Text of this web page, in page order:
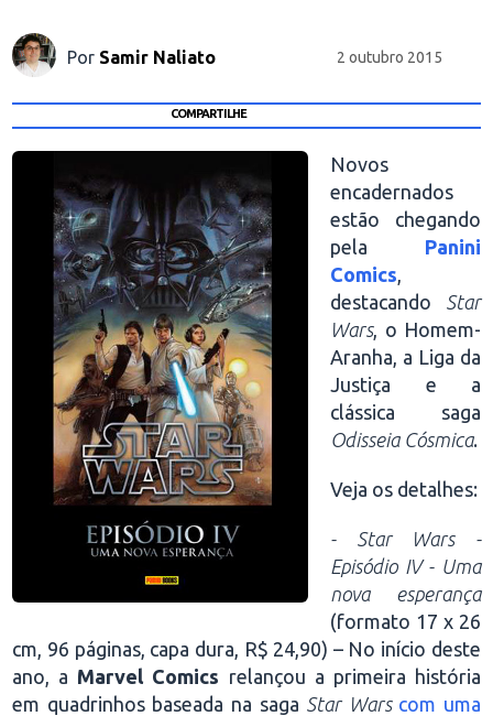
Por Samir Naliato 2 outubro 2015
COMPARTILHE
Novos
encadernados
estão chegando
pela Panini
Comics,
destacando Star
Wars, o Homem-
Aranha, a Liga da
Justiça e a
clássica saga
Odisseia Cósmica.
Veja os detalhes:
- Star Wars -
Episódio IV - Uma
nova esperança
(formato 17 x 26
cm, 96 páginas, capa dura, R$ 24,90) – No início deste
ano, a Marvel Comics relançou a primeira história
em quadrinhos baseada na saga Star Wars com uma